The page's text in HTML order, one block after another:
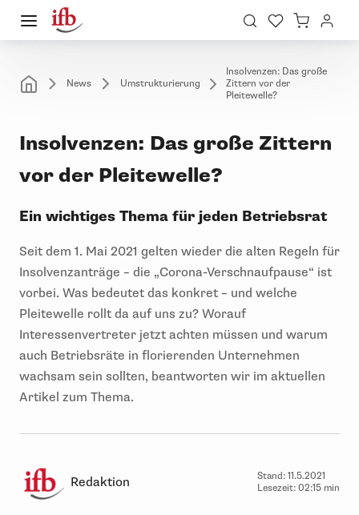
News Umstrukturierung
Insolvenzen: Das große
Zittern vor der
Pleitewelle?
Insolvenzen: Das große Zittern
vor der Pleitewelle?
Ein wichtiges Thema für jeden Betriebsrat
Seit dem 1. Mai 2021 gelten wieder die alten Regeln für
Insolvenzanträge – die „Corona-Verschnaufpause“ ist
vorbei. Was bedeutet das konkret – und welche
Pleitewelle rollt da auf uns zu? Worauf
Interessenvertreter jetzt achten müssen und warum
auch Betriebsräte in florierenden Unternehmen
wachsam sein sollten, beantworten wir im aktuellen
Artikel zum Thema.
Redaktion Stand: 11.5.2021
Lesezeit: 02:15 min